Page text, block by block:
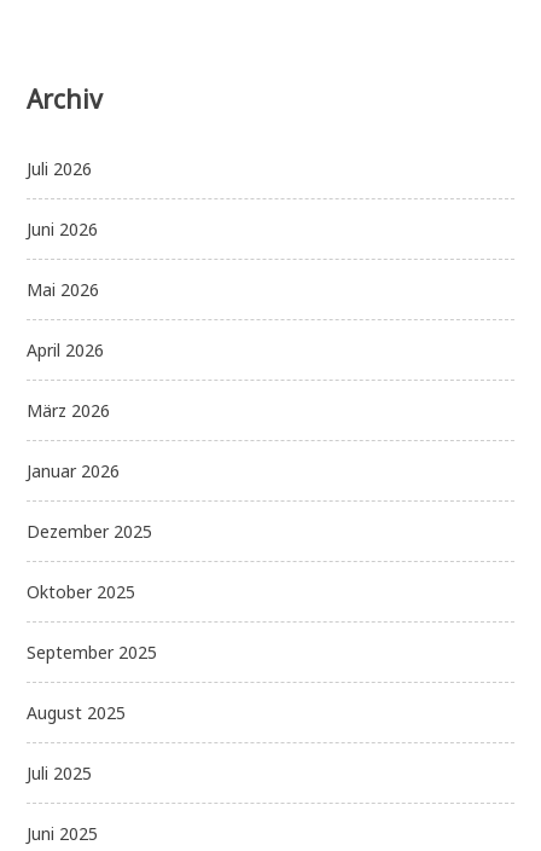
Archiv
Juli 2026
Juni 2026
Mai 2026
April 2026
März 2026
Januar 2026
Dezember 2025
Oktober 2025
September 2025
August 2025
Juli 2025
Juni 2025